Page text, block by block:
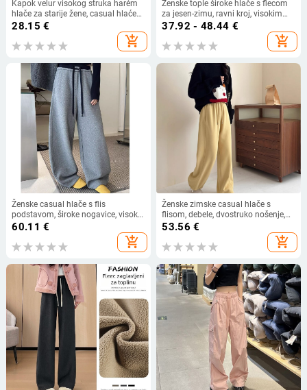
Kapok velur visokog struka harém
hlače za starije žene, casual hlaće
za proljeće i jesen
28.15 €
add_shopping_cart
Ženske tople široke hlače s flecom
za jesen-zimu, ravni kroj, visokim
strukom, duge
37.92 - 48.44 €
add_shopping_cart
Ženske casual hlače s flis
podstavom, široke nogavice, visok
struk, duge do poda, zimski model
60.11 €
add_shopping_cart
Ženske zimske casual hlače s
flisom, debele, dvostruko nošenje,
elastičan pojas, slobodan kroj,
53.56 €
add_shopping_cart